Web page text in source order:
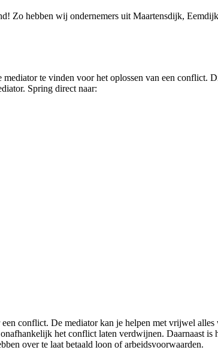
Zo hebben wij ondernemers uit Maartensdijk,
te vinden voor het oplossen van een conflict.
Spring direct naar:
conflict. De mediator kan je helpen met vrijwel alles
het conflict laten verdwijnen. Daarnaast is
over te laat betaald loon of arbeidsvoorwaarden.